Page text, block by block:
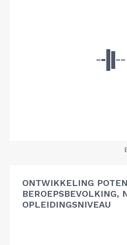
ONTWIKKELING
BEROEPSBEVOLKING,
OPLEIDINGSNIVEAU